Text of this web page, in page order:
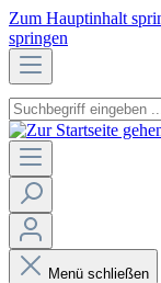
Zum Hauptinhalt
springen
Menü schließen